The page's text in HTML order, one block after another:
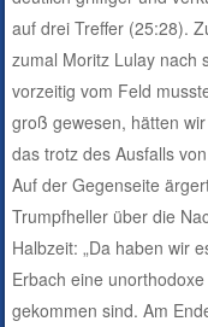
auf drei Treffer (25:28).
zumal Moritz Lulay nach
vorzeitig vom Feld
groß gewesen, hätten
das trotz des Ausfalls
Auf der Gegenseite
Trumpfheller über die
Halbzeit: „Da haben wir
Erbach eine
gekommen sind. Am